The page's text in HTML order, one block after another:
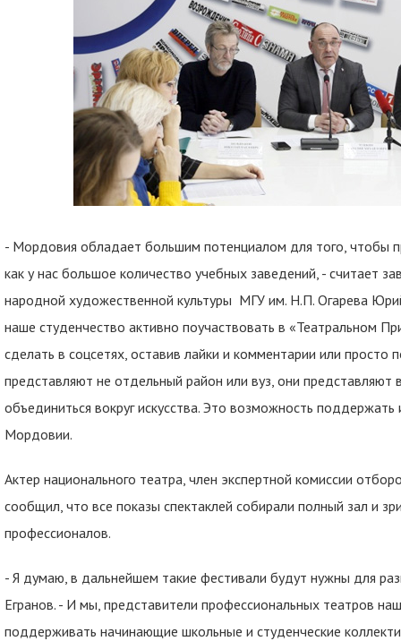
- Мордовия обладает большим потенциалом для того, чтобы
как у нас большое количество учебных заведений, - считает
народной художественной культуры МГУ им. Н.П. Огарева
наше студенчество активно поучаствовать в «Театральном
сделать в соцсетях, оставив лайки и комментарии или просто
представляют не отдельный район или вуз, они
объединиться вокруг искусства. Это возможность
Мордовии.
Актер национального театра, член экспертной комиссии
сообщил, что все показы спектаклей собирали полный зал и
профессионалов.
- Я думаю, в дальнейшем такие фестивали будут нужны для
Егранов. - И мы, представители профессиональных театров
поддерживать начинающие школьные и студенческие